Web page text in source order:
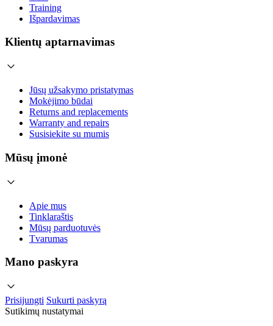
Training
Išpardavimas
Klientų aptarnavimas
Jūsų užsakymo pristatymas
Mokėjimo būdai
Returns and replacements
Warranty and repairs
Susisiekite su mumis
Mūsų įmonė
Apie mus
Tinklaraštis
Mūsų parduotuvės
Tvarumas
Mano paskyra
Prisijungti Sukurti paskyrą
Sutikimų nustatymai